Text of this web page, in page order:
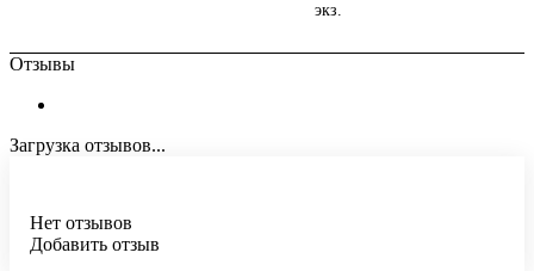
экз.
Отзывы
Загрузка отзывов...
Нет отзывов
Добавить отзыв